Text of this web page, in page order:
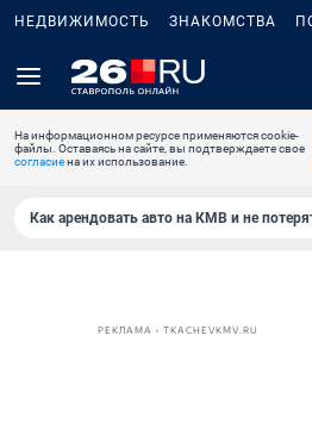
НЕДВИЖИМОСТЬ ЗНАКОМСТВА
На информационном ресурсе применяются cookie-
файлы. Оставаясь на сайте, вы подтверждаете свое
согласиена их использование.
Как арендовать авто на КМВ и не
РЕКЛАМА • TKACHEVKMV.RU